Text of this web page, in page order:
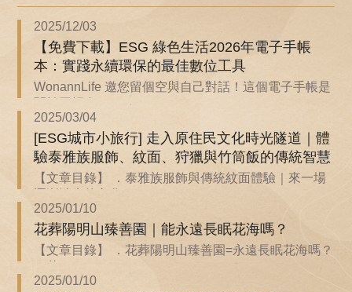
2025/12/03
【免費下載】ESG 綠色生活2026年電子手帳
本：實踐永續環保的最佳數位工具
WonannLife 邀您留個空與自己對話！這個電子手帳是
2025/03/04
[ESG城市小旅行] 走入原住民文化時光隧道｜體
驗泰雅族服飾、紋面、狩獵與竹筒飯的傳統智慧
【文章目錄】 ．泰雅族服飾與傳統紋面體驗｜來一場
2025/01/10
花葬陽明山臻善園｜能永遠長眠花海嗎？
【文章目錄】 ．花葬陽明山臻善園=永遠長眠花海嗎？
2025/01/10